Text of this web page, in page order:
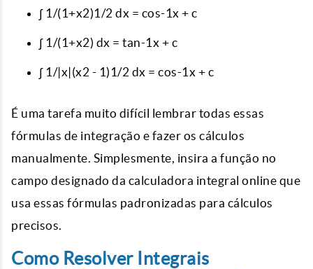
∫ 1/(1+x2)1/2 dx = cos-1x + c
∫ 1/(1+x2) dx = tan-1x + c
∫ 1/|x|(x2 - 1)1/2 dx = cos-1x + c
É uma tarefa muito difícil lembrar todas essas
fórmulas de integração e fazer os cálculos
manualmente. Simplesmente, insira a função no
campo designado da calculadora integral online que
usa essas fórmulas padronizadas para cálculos
precisos.
Como Resolver Integrais